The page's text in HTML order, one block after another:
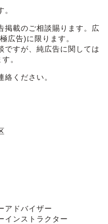
載のご相談賜ります。広
広告)に限ります。
ですが、純広告に関しては
。
絡ください。
アドバイザー
ンストラクター